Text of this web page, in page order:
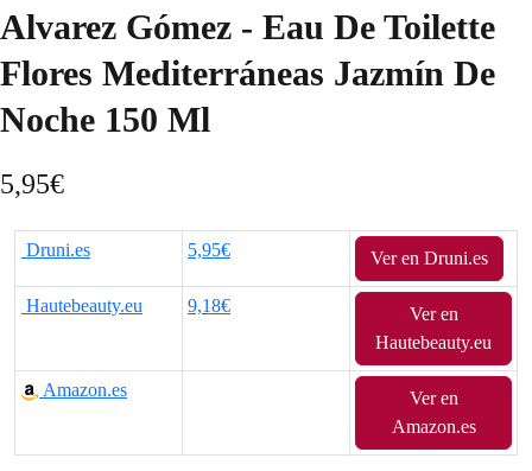
Alvarez Gómez - Eau De Toilette
Flores Mediterráneas Jazmín De
Noche 150 Ml
5,95€
Druni.es 5,95€ Ver en Druni.es
Hautebeauty.eu 9,18€
Ver en
Hautebeauty.eu
Amazon.es
Ver en
Amazon.es